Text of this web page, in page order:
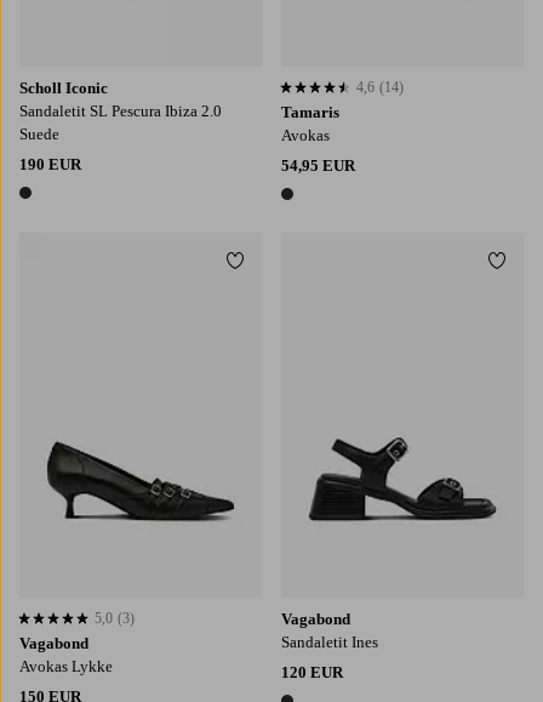
Scholl Iconic
Sandaletit SL Pescura Ibiza 2.0
Suede
190 EUR
1 väri
Tamaris
Avokas
54,95 EUR
1 väri
4,6 perustuen 14 arvosanaan
4,6 (14)
Vagabond
Avokas Lykke
150 EUR
5,0 perustuen 3 arvosanaan
5,0 (3)
Lisää suosikkeihin
Vagabond
Sandaletit Ines
120 EUR